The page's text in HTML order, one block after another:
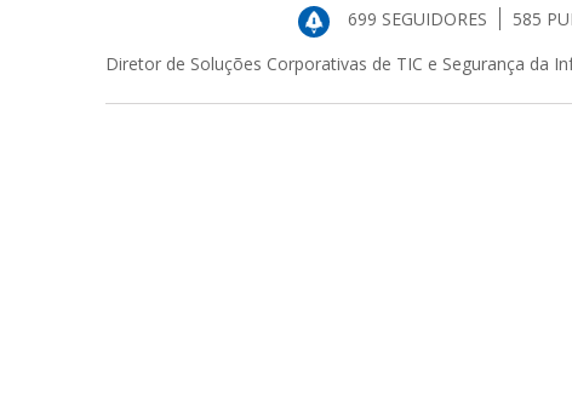
699 SEGUIDORES 585
Diretor de Soluções Corporativas de TIC e Segurança da